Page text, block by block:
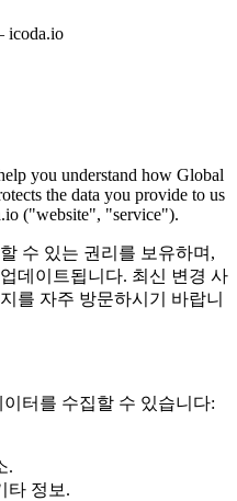
icoda.io
you understand how Global
the data you provide to us
("website", "service").
수 있는 권리를 보유하며,
데이트됩니다. 최신 변경 사
를 자주 방문하시기 바랍니
터를 수집할 수 있습니다:
.
타 정보.